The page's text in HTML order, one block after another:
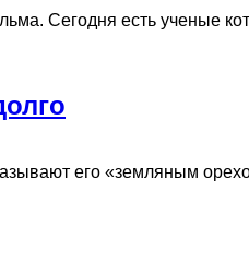
Сегодня есть ученые
его «земляным